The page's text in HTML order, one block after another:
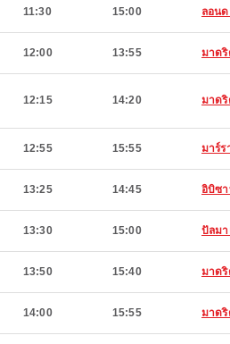
11:30 15:00 ลอน
12:00 13:55 มาด
12:15 14:20 มาด
12:55 15:55 มาร์ร
13:25 14:45 อิบิซ
13:30 15:00 ปัลมา
13:50 15:40 มาด
14:00 15:55 มาด